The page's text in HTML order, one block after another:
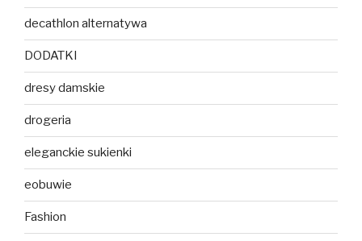
decathlon alternatywa
DODATKI
dresy damskie
drogeria
eleganckie sukienki
eobuwie
Fashion